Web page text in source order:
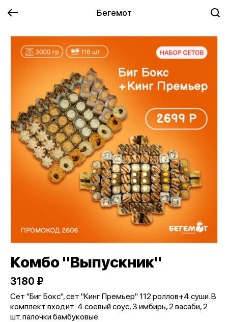
Бегемот
Комбо "Выпускник"
3180 ₽
Сет "Биг Бокс", сет "Кинг Премьер" 112 роллов+4 суши. В
комплект входит: 4 соевый соус, 3 имбирь, 2 васаби, 2
шт. палочки бамбуковые.